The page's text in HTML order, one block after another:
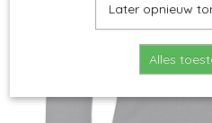
Later opnieuw
Alles